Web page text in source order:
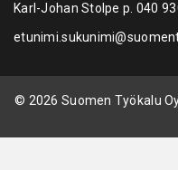
Karl-Johan Stolpe p. 040
© 2026 Suomen Työkalu